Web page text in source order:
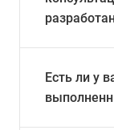
Есть ли у